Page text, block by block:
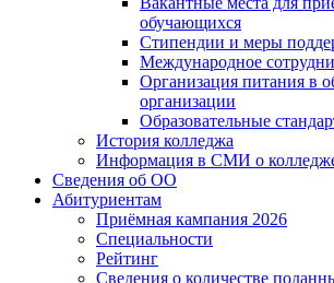
обучающихся
Стипендии и меры
Международное
Организация питания в
организации
Образовательные
История колледжа
Информация в СМИ о
Сведения об ОО
Абитуриентам
Приёмная кампания 2026
Специальности
Рейтинг
Сведения о количестве